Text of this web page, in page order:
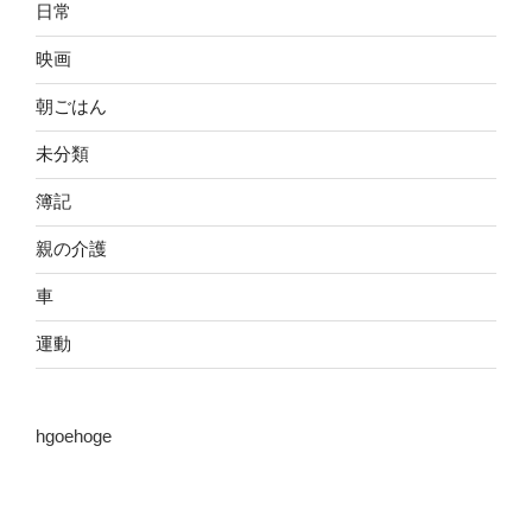
日常
映画
朝ごはん
未分類
簿記
親の介護
車
運動
hgoehoge